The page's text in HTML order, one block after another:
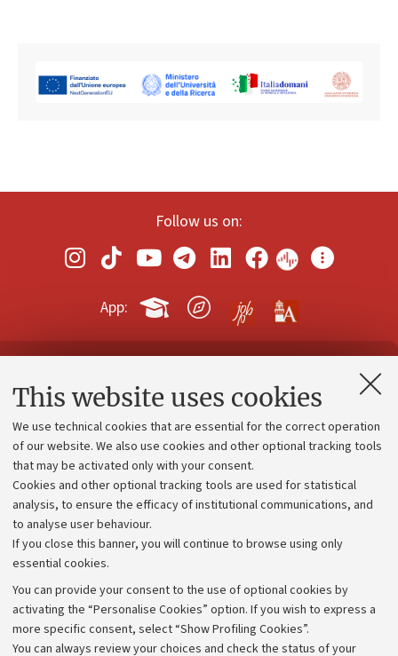
This website uses cookies
We use technical cookies that are essential for the correct operation
of our website. We also use cookies and other optional tracking tools
that may be activated only with your consent.
Cookies and other optional tracking tools are used for statistical
analysis, to ensure the efficacy of institutional communications, and
to analyse user behaviour.
If you close this banner, you will continue to browse using only
essential cookies.
You can provide your consent to the use of optional cookies by
activating the “Personalise Cookies” option. If you wish to express a
more specific consent, select “Show Profiling Cookies”.
You can always review your choices and check the status of your
Follow us on:
App:
Contacts and certified e-mail (PEC)
Administrative divisions
Work with us
Alumni community
Strategic plan
University budgets
Calls and competitions
Transparent administration
Appeals lodged